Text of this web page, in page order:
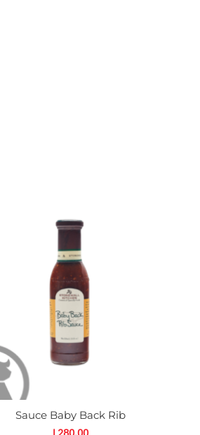
Sauce Baby Back Rib
cantidad